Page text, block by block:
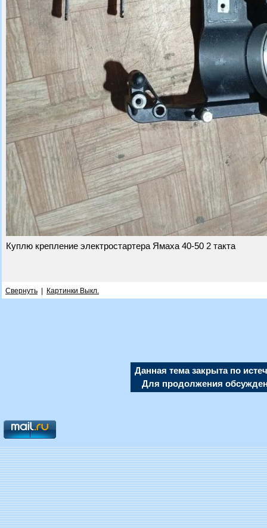
Куплю крепление электростартера Ямаха 40-50 2 такта
Свернуть Картинки Выкл.
Данная тема закрыта по
Для продолжения